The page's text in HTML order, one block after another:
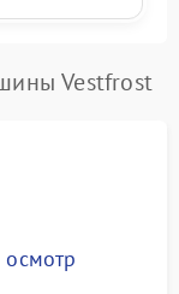
Vestfrost